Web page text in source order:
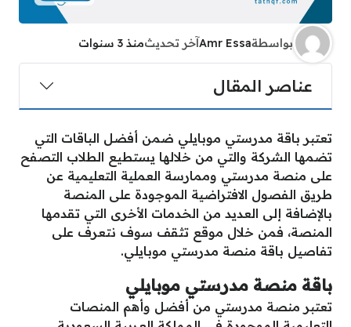
بواسطةAmr Essaآخر تحديثمنذ 3 سنوات
عناصر المقال
تعتبر باقة مدرستي موبايلي ضمن أفضل الباقات التي
تضمها الشركة والتي من خلالها يستطيع الطلاب التصفح
على منصة مدرستي وممارسة العملية التعليمية عن
طريق الفصول الافتراضية الموجودة على المنصة
بالإضافة إلى العديد من الخدمات الأخرى التي تقدمها
المنصة، فمن خلال موقع تثقف سوف نتعرف على
تفاصيل باقة منصة مدرستي موبايلي.
باقة منصة مدرستي موبايلي
تعتبر منصة مدرستي من أفضل وأهم المنصات